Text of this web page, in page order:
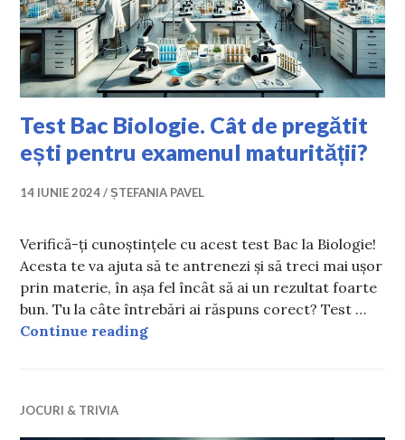
Test Bac Biologie. Cât de pregătit
ești pentru examenul maturității?
14 IUNIE 2024 ȘTEFANIA PAVEL
Verifică-ți cunoștințele cu acest test Bac la Biologie!
Acesta te va ajuta să te antrenezi și să treci mai ușor
prin materie, în așa fel încât să ai un rezultat foarte
bun. Tu la câte întrebări ai răspuns corect? Test …
Continue readingTest Bac Biologie. Cât de pregătit
JOCURI & TRIVIA